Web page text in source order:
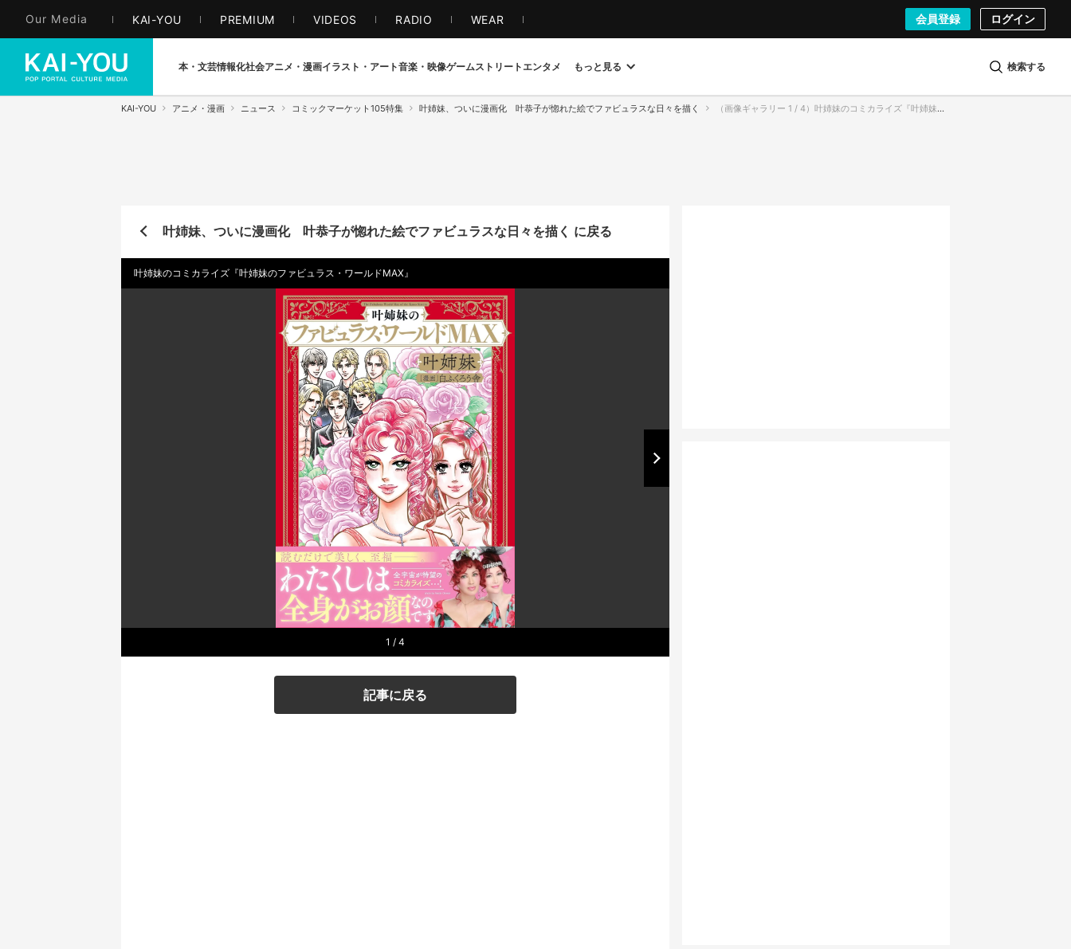
Our Media KAI-YOU PREMIUM VIDEOS RADIO WEAR 会員登録 ログイン
本・文芸情報化社会アニメ・漫画イラスト・アート音楽・映像ゲームストリート エンタメ もっと見る 検索する
KAI-YOU アニメ・漫画 ニュース コミックマーケット105特集 叶姉妹、ついに漫画化 叶恭子が惚れた絵でファビュラスな日々を描く （画像ギャラリー 1 / 4）叶姉妹のコミカライズ『叶姉妹のファビュラス・ワールドMAX』
叶姉妹、ついに漫画化 叶恭子が惚れた絵でファビュラスな日々を描く に戻る
叶姉妹のコミカライズ『叶姉妹のファビュラス・ワールドMAX』
1 / 4
記事に戻る